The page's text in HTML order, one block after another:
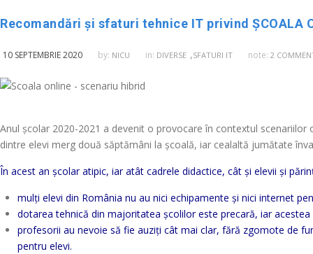
Recomandări și sfaturi tehnice IT privind ȘCOALA
10 SEPTEMBRIE 2020 by: NICU in: DIVERSE ,SFATURI IT note: 2
Anul școlar 2020-2021 a devenit o provocare în contextul
dintre elevi merg două săptămâni la școală, iar cealaltă jumătate
În acest an școlar atipic, iar atât cadrele didactice, cât și elevii și
mulți elevi din România nu au nici echipamente și nici internet
dotarea tehnică din majoritatea școlilor este precară, iar
profesorii au nevoie să fie auziți cât mai clar, fără zgomote de
pentru elevi.